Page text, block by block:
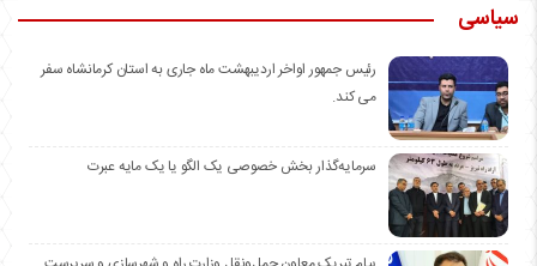
سیاسی
رئیس جمهور اواخر اردیبهشت ماه جاری به استان کرمانشاه سفر
می کند.
سرمایه‌گذار بخش خصوصی یک الگو یا یک مایه عبرت